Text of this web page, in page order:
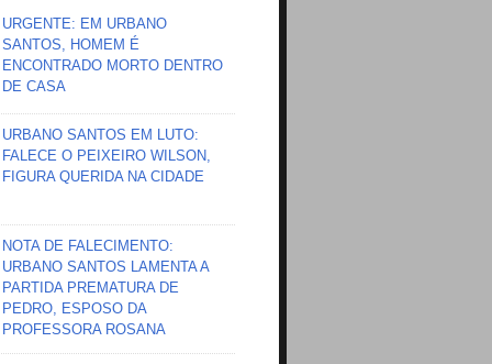
URGENTE: EM URBANO
SANTOS, HOMEM É
ENCONTRADO MORTO DENTRO
DE CASA
URBANO SANTOS EM LUTO:
FALECE O PEIXEIRO WILSON,
FIGURA QUERIDA NA CIDADE
NOTA DE FALECIMENTO:
URBANO SANTOS LAMENTA A
PARTIDA PREMATURA DE
PEDRO, ESPOSO DA
PROFESSORA ROSANA